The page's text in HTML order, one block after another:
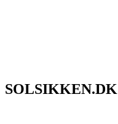
SOLSIKKEN.DK